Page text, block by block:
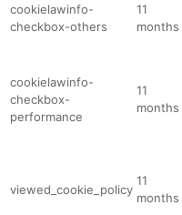
cookielawinfo-
checkbox-others
11
months
cookielawinfo-
checkbox-
performance
11
months
viewed_cookie_policy
11
months